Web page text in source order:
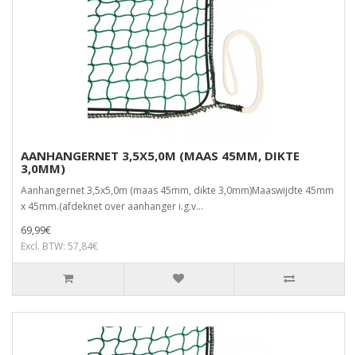
AANHANGERNET 3,5X5,0M (MAAS 45MM, DIKTE
3,0MM)
Aanhangernet 3,5x5,0m (maas 45mm, dikte 3,0mm)Maaswijdte 45mm
x 45mm.(afdeknet over aanhanger i.g.v...
69,99€
Excl. BTW: 57,84€